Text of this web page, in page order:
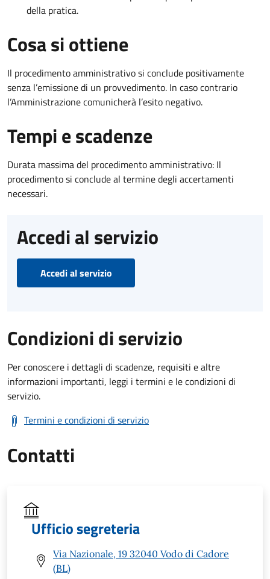
della pratica.
Cosa si ottiene
Il procedimento amministrativo si conclude positivamente
senza l’emissione di un provvedimento. In caso contrario
l’Amministrazione comunicherà l’esito negativo.
Tempi e scadenze
Durata massima del procedimento amministrativo: Il
procedimento si conclude al termine degli accertamenti
necessari.
Accedi al servizio
Accedi al servizio
Condizioni di servizio
Per conoscere i dettagli di scadenze, requisiti e altre
informazioni importanti, leggi i termini e le condizioni di
servizio.
Termini e condizioni di servizio
Contatti
Ufficio segreteria
Via Nazionale, 19 32040 Vodo di Cadore
(BL)